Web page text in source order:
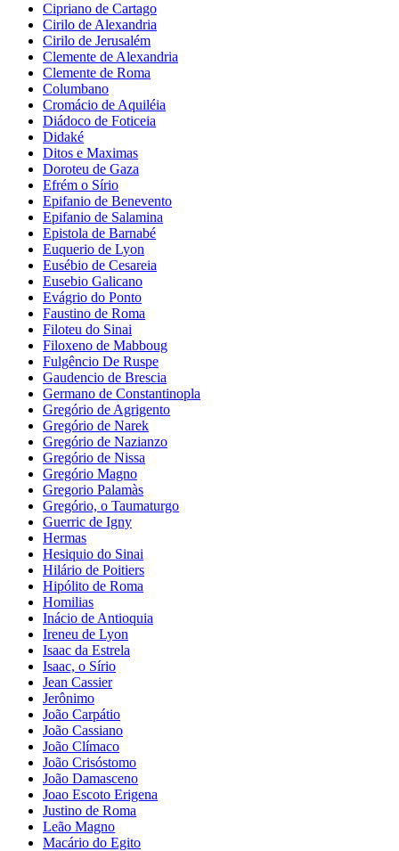
Cipriano de Cartago
Cirilo de Alexandria
Cirilo de Jerusalém
Clemente de Alexandria
Clemente de Roma
Columbano
Cromácio de Aquiléia
Diádoco de Foticeia
Didaké
Ditos e Maximas
Doroteu de Gaza
Efrém o Sírio
Epifanio de Benevento
Epifanio de Salamina
Epistola de Barnabé
Euquerio de Lyon
Eusébio de Cesareia
Eusebio Galicano
Evágrio do Ponto
Faustino de Roma
Filoteu do Sinai
Filoxeno de Mabboug
Fulgêncio De Ruspe
Gaudencio de Brescia
Germano de Constantinopla
Gregório de Agrigento
Gregório de Narek
Gregório de Nazianzo
Gregório de Nissa
Gregório Magno
Gregorio Palamàs
Gregório, o Taumaturgo
Guerric de Igny
Hermas
Hesiquio do Sinai
Hilário de Poitiers
Hipólito de Roma
Homilias
Inácio de Antioquia
Ireneu de Lyon
Isaac da Estrela
Isaac, o Sírio
Jean Cassier
Jerônimo
João Carpátio
João Cassiano
João Clímaco
João Crisóstomo
João Damasceno
Joao Escoto Erigena
Justino de Roma
Leão Magno
Macário do Egito